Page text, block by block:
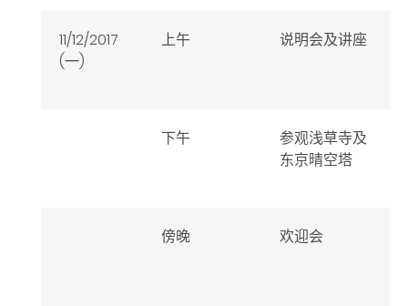
11/12/2017
(一)
上午 说明会及讲座
下午
参观浅草寺及
东京晴空塔
傍晚 欢迎会